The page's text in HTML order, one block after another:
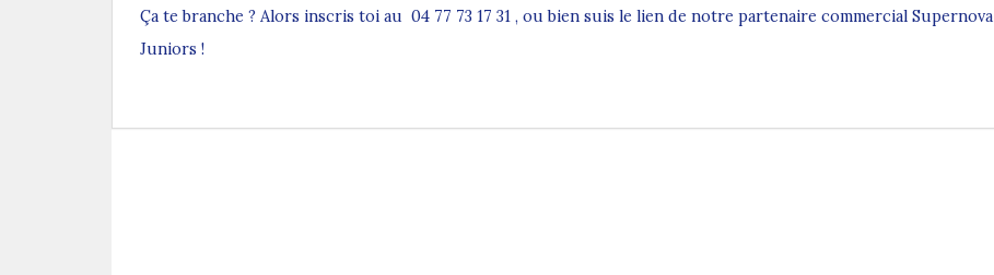
Ça te branche ? Alors inscris toi au 04 77 73 17 31 , ou bien suis le lien de notre partenaire commercial Supernova
Juniors !